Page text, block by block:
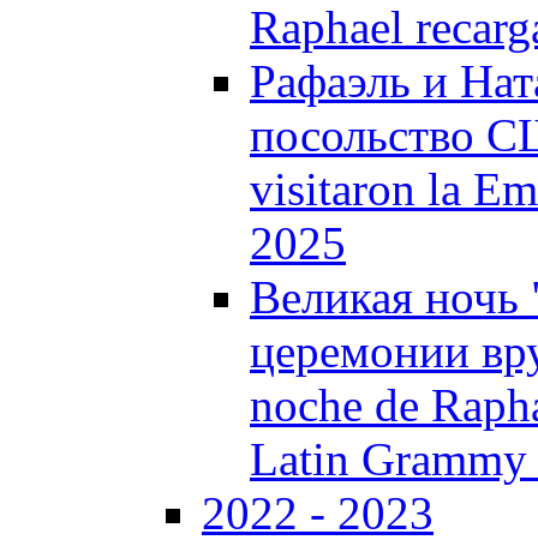
Raphael
Рафаэль и
посольство
visitaron la
2025
Великая ночь
церемонии
noche de
Latin Grammy
2022 - 2023